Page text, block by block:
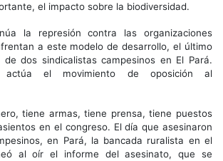
el impacto sobre la biodiversidad.
la represión contra las organizaciones
a este modelo de desarrollo, el último
dos sindicalistas campesinos en El Pará.
el movimiento de oposición al
tiene armas, tiene prensa, tiene puestos
en el congreso. El día que asesinaron
en Pará, la bancada ruralista en el
al oír el informe del asesinato, que se